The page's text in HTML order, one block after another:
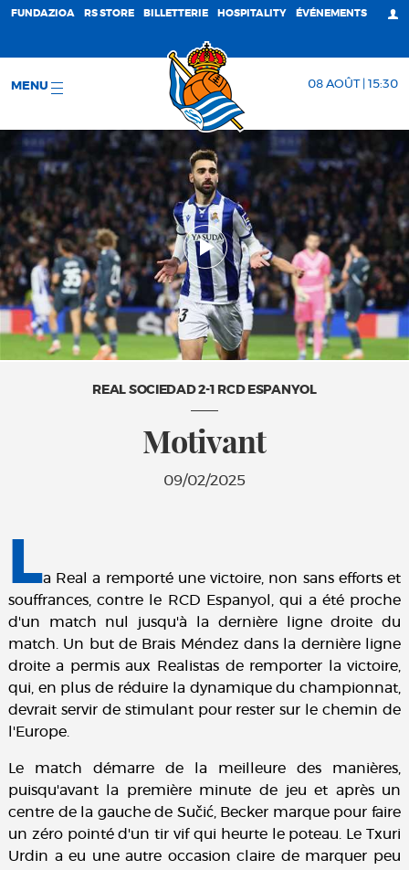
FUNDAZIOA RS STORE BILLETTERIE HOSPITALITY ÉVÉNEMENTS
MENU 08 AOÛT | 15:30
REAL SOCIEDAD 2-1 RCD ESPANYOL
Motivant
09/02/2025
La Real a remporté une victoire, non sans efforts et
souffrances, contre le RCD Espanyol, qui a été proche
d'un match nul jusqu'à la dernière ligne droite du
match. Un but de Brais Méndez dans la dernière ligne
droite a permis aux Realistas de remporter la victoire,
qui, en plus de réduire la dynamique du championnat,
devrait servir de stimulant pour rester sur le chemin de
l'Europe.
Le match démarre de la meilleure des manières,
puisqu'avant la première minute de jeu et après un
centre de la gauche de Sučić, Becker marque pour faire
un zéro pointé d'un tir vif qui heurte le poteau. Le Txuri
Urdin a eu une autre occasion claire de marquer peu